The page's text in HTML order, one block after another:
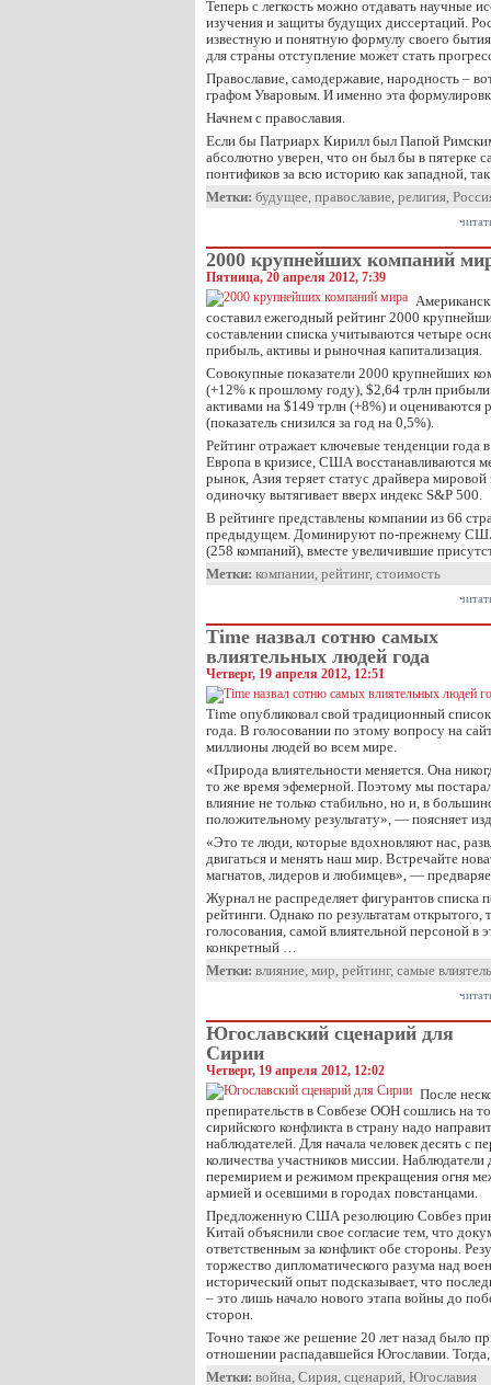
Теперь с легкость можно отдавать научные
изучения и защиты будущих диссертаций.
известную и понятную формулу своего
для страны отступление может стать
Православие, самодержавие, народность –
графом Уваровым. И именно эта
Начнем с православия.
Если бы Патриарх Кирилл был Папой
абсолютно уверен, что он был бы в пятерке
понтификов за всю историю как западной,
Метки: будущее, православие, религия,
2000 крупнейших компаний
Пятница, 20 апреля 2012, 7:39
составил ежегодный рейтинг 2000
составлении списка учитываются четыре
прибыль, активы и рыночная капитализация.
Совокупные показатели 2000 крупнейших
(+12% к прошлому году), $2,64 трлн
активами на $149 трлн (+8%) и оцениваются
(показатель снизился за год на 0,5%).
Рейтинг отражает ключевые тенденции года
Европа в кризисе, США восстанавливаются
рынок, Азия теряет статус драйвера
одиночку вытягивает вверх индекс S&P 500.
В рейтинге представлены компании из 66
предыдущем. Доминируют по-прежнему
(258 компаний), вместе увеличившие
Метки: компании, рейтинг, стоимость
Time назвал сотню самых
влиятельных людей года
Четверг, 19 апреля 2012, 12:51
Time опубликовал свой традиционный
года. В голосовании по этому вопросу на
миллионы людей во всем мире.
«Природа влиятельности меняется. Она
то же время эфемерной. Поэтому мы
влияние не только стабильно, но и, в
положительному результату», — поясняет
«Это те люди, которые вдохновляют нас,
двигаться и менять наш мир. Встречайте
магнатов, лидеров и любимцев», —
Журнал не распределяет фигурантов списка
рейтинги. Однако по результатам открытого,
голосования, самой влиятельной персоной в
конкретный …
Метки: влияние, мир, рейтинг, самые
Югославский сценарий для
Сирии
Четверг, 19 апреля 2012, 12:02
После
препирательств в Совбезе ООН сошлись на
сирийского конфликта в страну надо
наблюдателей. Для начала человек десять с
количества участников миссии. Наблюдатели
перемирием и режимом прекращения огня
армией и осевшими в городах повстанцами.
Предложенную США резолюцию Совбез
Китай объяснили свое согласие тем, что
ответственным за конфликт обе стороны.
торжество дипломатического разума над
исторический опыт подсказывает, что
– это лишь начало нового этапа войны до
сторон.
Точно такое же решение 20 лет назад было
отношении распадавшейся Югославии.
Метки: война, Сирия, сценарий, Югославия